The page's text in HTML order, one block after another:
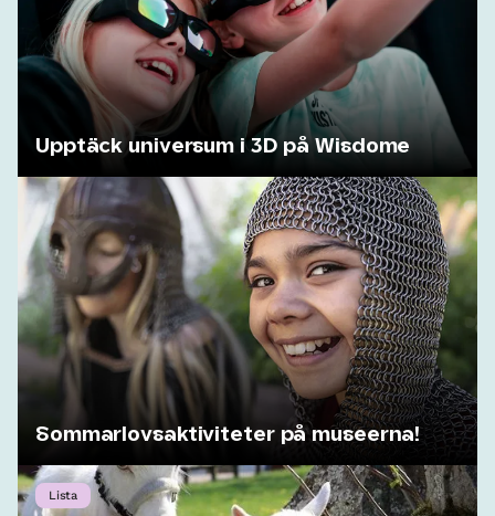
Upptäck universum i 3D på Wisdome
Sommarlovsaktiviteter på museerna!
Lista